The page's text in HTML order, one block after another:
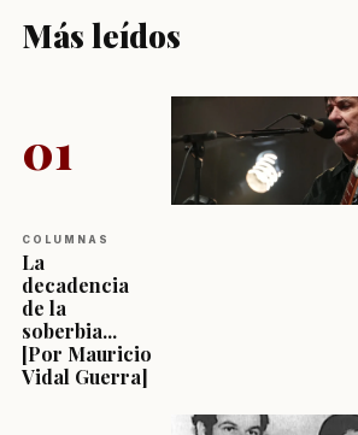
Más leídos
01
COLUMNAS
La
decadencia
de la
soberbia...
[Por Mauricio
Vidal Guerra]